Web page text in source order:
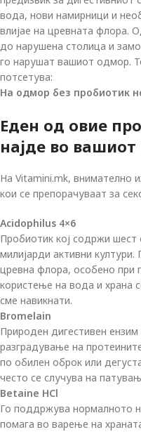
вода, нови намирници и
влијае на цревната флора.
до нарушена столица и
го нарушат вашиот одмор.
потсетува:
На одмор без пробиотик
Еден од овие
најде во
На Vitamini.mk, внимателно
кои се препорачуваат за
Acidophilus 4×6
Пробиотик кој содржи шест
милијарди активни
цревна флора, особено при
користење на вода и храна
сме навикнати.
Bromelain
Природен дигестивен
разградување на
по обилен оброк или
често се случува на
Betaine HCl
Го поддржува нормалното
помага во варење на